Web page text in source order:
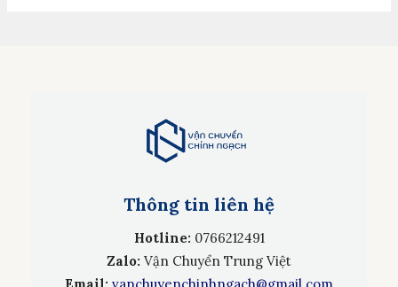
Thông tin liên hệ
Hotline: 0766212491
Zalo: Vận Chuyển Trung Việt